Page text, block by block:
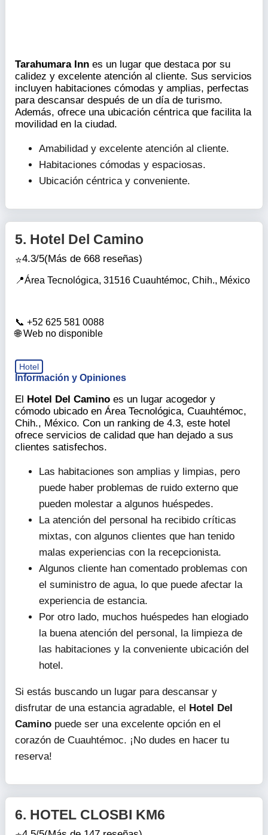
Tarahumara Inn es un lugar que destaca por su
calidez y excelente atención al cliente. Sus servicios
incluyen habitaciones cómodas y amplias, perfectas
para descansar después de un día de turismo.
Además, ofrece una ubicación céntrica que facilita la
movilidad en la ciudad.
Amabilidad y excelente atención al cliente.
Habitaciones cómodas y espaciosas.
Ubicación céntrica y conveniente.
+52 625 581 0088
Web no disponible
5. Hotel Del Camino
4.3/5(Más de 668 reseñas)
Área Tecnológica, 31516 Cuauhtémoc, Chih., México
Hotel
Información y Opiniones
El Hotel Del Camino es un lugar acogedor y
cómodo ubicado en Área Tecnológica, Cuauhtémoc,
Chih., México. Con un ranking de 4.3, este hotel
ofrece servicios de calidad que han dejado a sus
clientes satisfechos.
Las habitaciones son amplias y limpias, pero
puede haber problemas de ruido externo que
pueden molestar a algunos huéspedes.
La atención del personal ha recibido críticas
mixtas, con algunos clientes que han tenido
malas experiencias con la recepcionista.
Algunos cliente han comentado problemas con
el suministro de agua, lo que puede afectar la
experiencia de estancia.
Por otro lado, muchos huéspedes han elogiado
la buena atención del personal, la limpieza de
las habitaciones y la conveniente ubicación del
hotel.
Si estás buscando un lugar para descansar y
disfrutar de una estancia agradable, el
Hotel Del
Camino puede ser una excelente opción en el
corazón de Cuauhtémoc. ¡No dudes en hacer tu
reserva!
6. HOTEL CLOSBI KM6